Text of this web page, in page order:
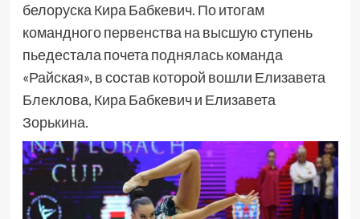
белоруска Кира Бабкевич. По итогам
командного первенства на высшую ступень
пьедестала почета поднялась команда
«Райская», в состав которой вошли Елизавета
Блеклова, Кира Бабкевич и Елизавета
Зорькина.